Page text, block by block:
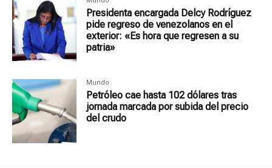
Presidenta encargada Delcy Rodríguez
pide regreso de venezolanos en el
exterior: «Es hora que regresen a su
patria»
Mundo
Petróleo cae hasta 102 dólares tras
jornada marcada por subida del precio
del crudo